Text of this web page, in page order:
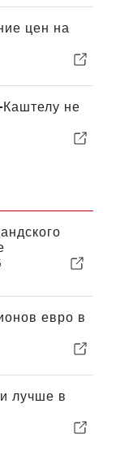
цен на
Каштелу не
евро в
лучше в